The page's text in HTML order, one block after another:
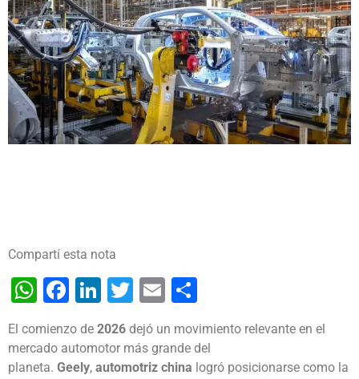
Compartí esta nota
WhatsApp
Facebook
LinkedIn
Twitter
Email
El comienzo de 2026 dejó un movimiento relevante en el
mercado automotor más grande del
planeta. Geely, automotriz china logró posicionarse como la